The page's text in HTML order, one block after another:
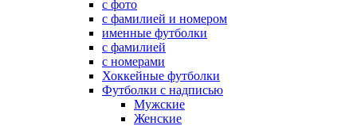
с фото
с фамилией и номером
именные футболки
с фамилией
с номерами
Хоккейные футболки
Футболки с надписью
Мужские
Женские